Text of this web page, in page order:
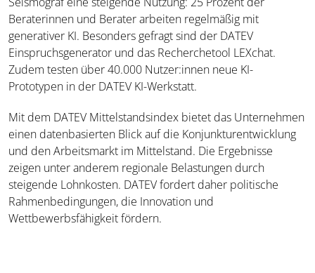
Beraterinnen und Berater arbeiten regelmäßig mit
generativer KI. Besonders gefragt sind der DATEV
Einspruchsgenerator und das Recherchetool LEXchat.
Zudem testen über 40.000 Nutzer:innen neue KI-
Prototypen in der DATEV KI-Werkstatt.
Mit dem DATEV Mittelstandsindex bietet das Unternehmen
einen datenbasierten Blick auf die Konjunkturentwicklung
und den Arbeitsmarkt im Mittelstand. Die Ergebnisse
zeigen unter anderem regionale Belastungen durch
steigende Lohnkosten. DATEV fordert daher politische
Rahmenbedingungen, die Innovation und
Wettbewerbsfähigkeit fördern.